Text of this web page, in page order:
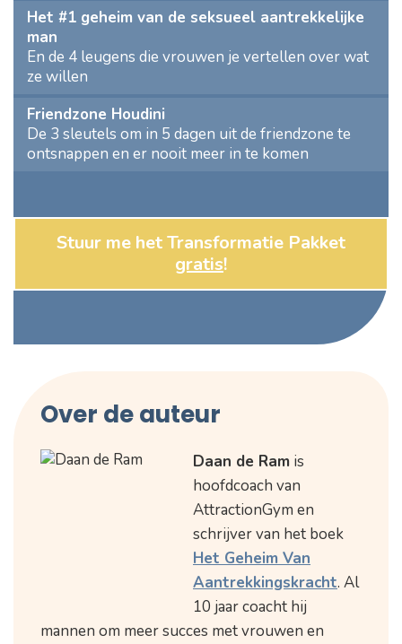
Het #1 geheim van de seksueel aantrekkelijke
man
En de 4 leugens die vrouwen je vertellen over wat
ze willen
Friendzone Houdini
De 3 sleutels om in 5 dagen uit de friendzone te
ontsnappen en er nooit meer in te komen
Stuur me het Transformatie Pakket
gratis!
Over de auteur
Daan de Ram is
hoofdcoach van
AttractionGym en
schrijver van het boek
Het Geheim Van
Aantrekkingskracht. Al
10 jaar coacht hij
mannen om meer succes met vrouwen en